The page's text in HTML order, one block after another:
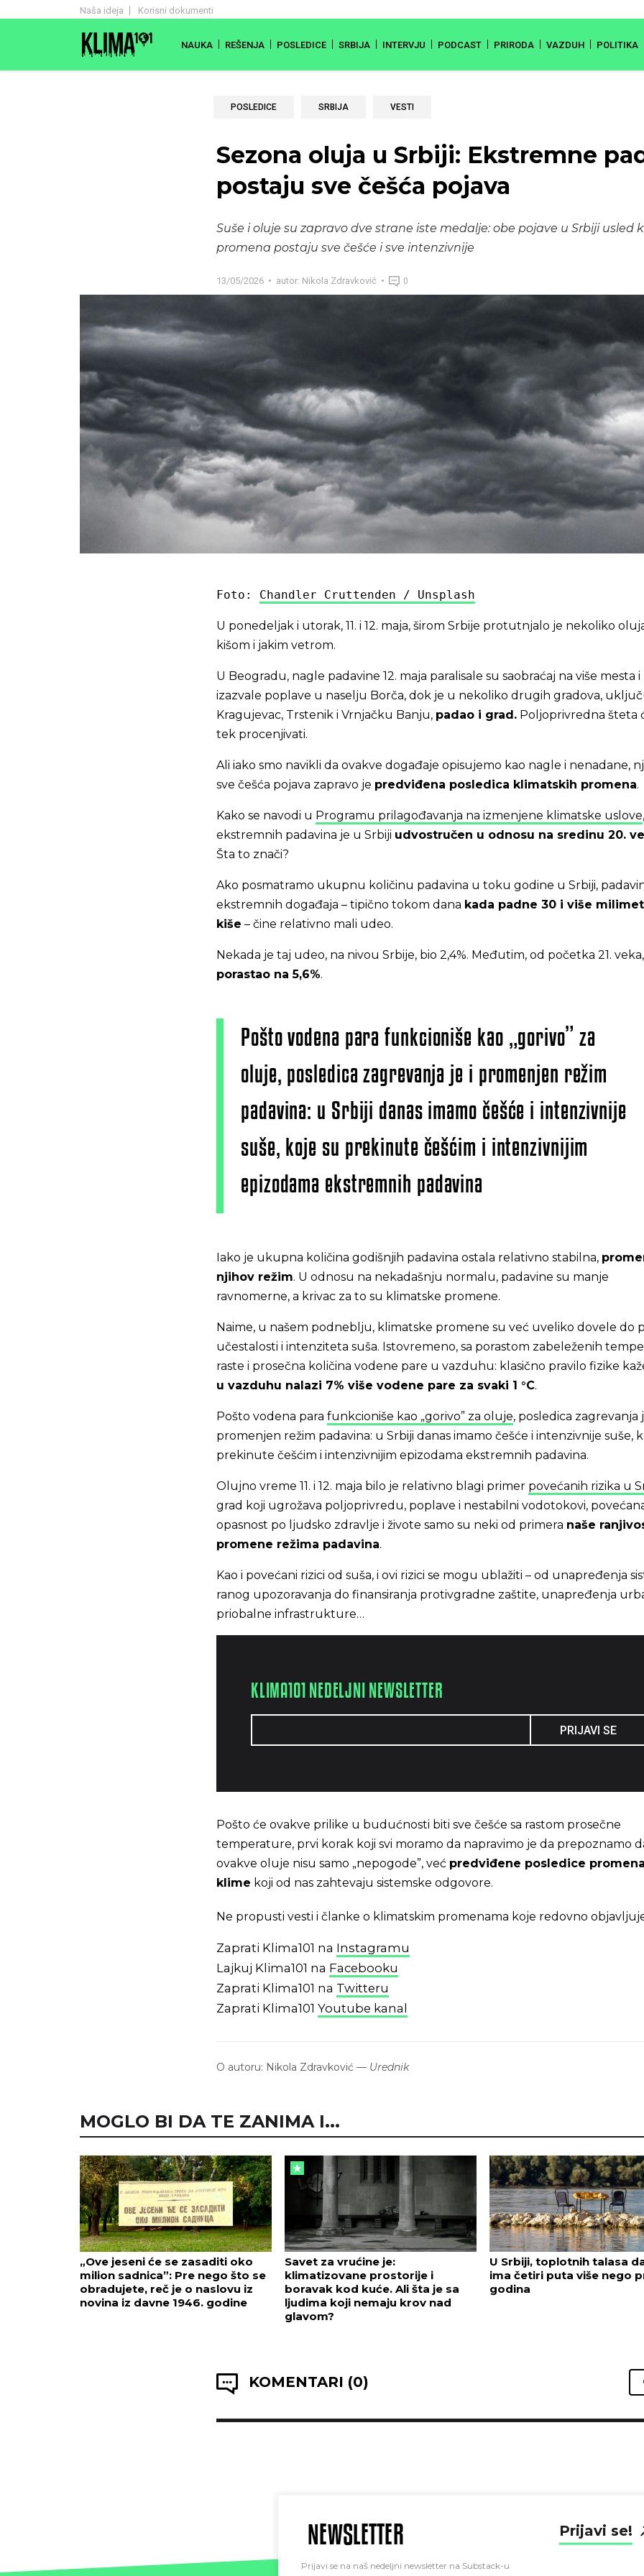
Naša ideja Korisni dokumenti
NAUKA REŠENJA POSLEDICE SRBIJA INTERVJU PODCAST PRIRODA VAZDUH POLITIKA
POSLEDICE SRBIJA VESTI
Sezona oluja u Srbiji: Ekstremne
postaju sve češća pojava
Suše i oluje su zapravo dve strane iste medalje: obe pojave u Srbiji usled
promena postaju sve češće i sve intenzivnije
13/05/2026 autor: Nikola Zdravković 0
Foto: Chandler Cruttenden / Unsplash
U ponedeljak i utorak, 11. i 12. maja, širom Srbije protutnjalo je nekoliko
kišom i jakim vetrom.
U Beogradu, nagle padavine 12. maja paralisale su saobraćaj na više mesta i
izazvale poplave u naselju Borča, dok je u nekoliko drugih gradova,
Kragujevac, Trstenik i Vrnjačku Banju, padao i grad. Poljoprivredna šteta
tek procenjivati.
Ali iako smo navikli da ovakve događaje opisujemo kao nagle i nenadane,
sve češća pojava zapravo je predviđena posledica klimatskih promena.
Kako se navodi u Programu prilagođavanja na izmenjene klimatske uslove
ekstremnih padavina je u Srbiji udvostručen u odnosu na sredinu 20.
Šta to znači?
Ako posmatramo ukupnu količinu padavina u toku godine u Srbiji,
ekstremnih događaja – tipično tokom dana kada padne 30 i više
kiše – čine relativno mali udeo.
Nekada je taj udeo, na nivou Srbije, bio 2,4%. Međutim, od početka 21. veka,
porastao na 5,6%.
Pošto vodena para funkcioniše kao „gorivo” za
oluje, posledica zagrevanja je i promenjen režim
padavina: u Srbiji danas imamo češće i intenzivnije
suše, koje su prekinute češćim i intenzivnijim
epizodama ekstremnih padavina
Iako je ukupna količina godišnjih padavina ostala relativno stabilna,
njihov režim. U odnosu na nekadašnju normalu, padavine su manje
ravnomerne, a krivac za to su klimatske promene.
Naime, u našem podneblju, klimatske promene su već uveliko dovele do
učestalosti i intenziteta suša. Istovremeno, sa porastom zabeleženih
raste i prosečna količina vodene pare u vazduhu: klasično pravilo fizike
u vazduhu nalazi 7% više vodene pare za svaki 1 °C.
Pošto vodena para funkcioniše kao „gorivo” za oluje, posledica zagrevanja
promenjen režim padavina: u Srbiji danas imamo češće i intenzivnije suše,
prekinute češćim i intenzivnijim epizodama ekstremnih padavina.
Olujno vreme 11. i 12. maja bilo je relativno blagi primer povećanih rizika u
grad koji ugrožava poljoprivredu, poplave i nestabilni vodotokovi,
opasnost po ljudsko zdravlje i živote samo su neki od primera naše
promene režima padavina.
Kao i povećani rizici od suša, i ovi rizici se mogu ublažiti – od unapređenja
ranog upozoravanja do finansiranja protivgradne zaštite, unapređenja
priobalne infrastrukture…
KLIMA101 NEDELJNI NEWSLETTER
PRIJAVI SE
Pošto će ovakve prilike u budućnosti biti sve češće sa rastom prosečne
temperature, prvi korak koji svi moramo da napravimo je da prepoznamo
ovakve oluje nisu samo „nepogode”, već predviđene posledice promena
klime koji od nas zahtevaju sistemske odgovore.
Ne propusti vesti i članke o klimatskim promenama koje redovno
Zaprati Klima101 na Instagramu
Lajkuj Klima101 na Facebooku
Zaprati Klima101 na Twitteru
Zaprati Klima101 Youtube kanal
O autoru: Nikola Zdravković — Urednik
MOGLO BI DA TE ZANIMA I...
„Ove jeseni će se zasaditi oko
milion sadnica”: Pre nego što se
obradujete, reč je o naslovu iz
novina iz davne 1946. godine
Savet za vrućine je:
klimatizovane prostorije i
boravak kod kuće. Ali šta je sa
ljudima koji nemaju krov nad
glavom?
U Srbiji, toplotnih talasa
ima četiri puta više nego
godina
KOMENTARI (0)
NEWSLETTER Prijavi se!
Prijavi se na naš nedeljni newsletter na Substack-u